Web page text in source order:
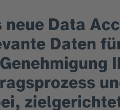
neue Data
Daten